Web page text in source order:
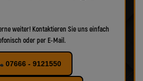
weiter! Kontaktieren Sie uns einfach
oder per E-Mail.
07666 - 9121550